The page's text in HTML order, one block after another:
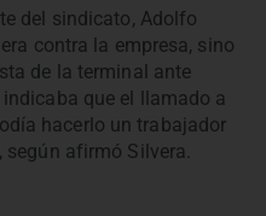
del sindicato, Adolfo
contra la empresa, sino
de la terminal ante
que el llamado a
hacerlo un trabajador
según afirmó Silvera.